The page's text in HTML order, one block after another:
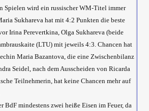
Spielen wird ein russischer WM-Titel immer
Sukhareva hat mit 4:2 Punkten die beste
Irina Perevertkina, Olga Sukhareva (beide
(LTU) mit jeweils 4:3. Chancen hat
Maria Bazantova, die eine Zwischenbilanz
Seidel, nach dem Ausscheiden von Ricarda
Teilnehmerin, hat keine Chancen mehr auf
BdF mindestens zwei heiße Eisen im Feuer, da